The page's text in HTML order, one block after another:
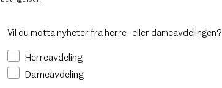
Vil du motta nyheter fra herre- eller dameavdelingen?
Herreavdeling
Dameavdeling